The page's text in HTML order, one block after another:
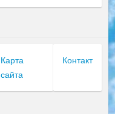
Карта
сайта
Контакт